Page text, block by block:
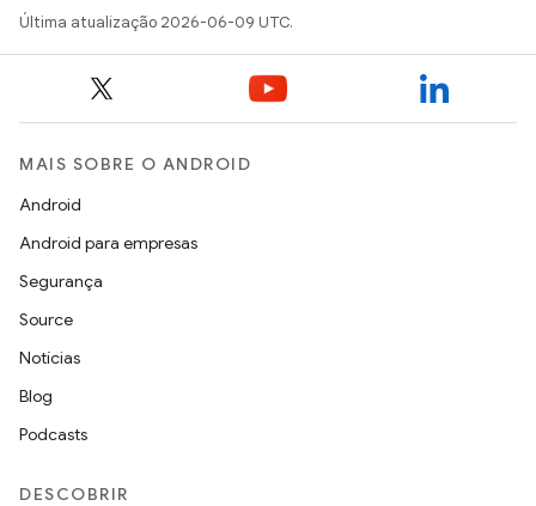
Última atualização 2026-06-09 UTC.
MAIS SOBRE O ANDROID
Android
Android para empresas
Segurança
Source
Notícias
Blog
Podcasts
DESCOBRIR